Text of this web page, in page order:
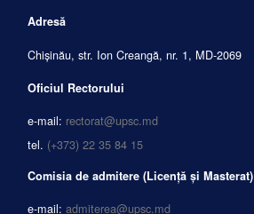
Adresă
Chișinău, str. Ion Creangă, nr. 1, MD-2069
Oficiul Rectorului
e-mail: rectorat@upsc.md
tel. (+373) 22 35 84 15
Comisia de admitere (Licență și Masterat)
e-mail: admiterea@upsc.md